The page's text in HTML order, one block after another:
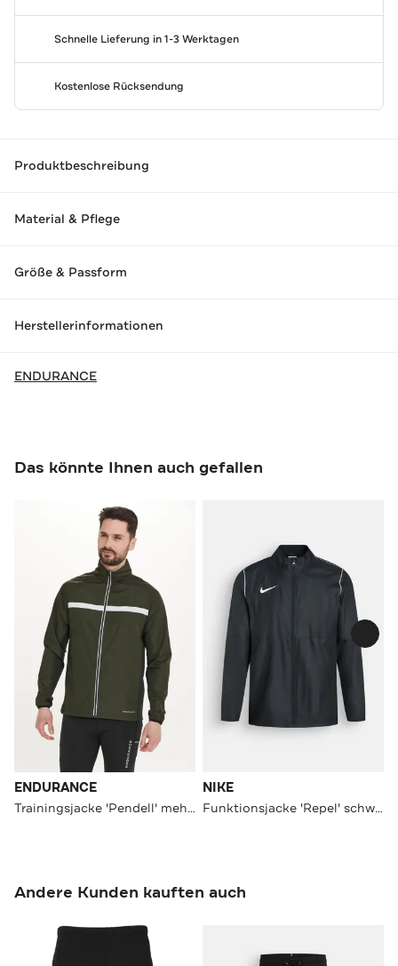
Schnelle Lieferung in 1-3 Werktagen
Kostenlose Rücksendung
Produktbeschreibung
Material & Pflege
Größe & Passform
Herstellerinformationen
ENDURANCE
Das könnte Ihnen auch gefallen
ENDURANCE
Trainingsjacke 'Pendell' mehrfarbig
NIKE
Funktionsjacke 'Repel' schwarz
Andere Kunden kauften auch